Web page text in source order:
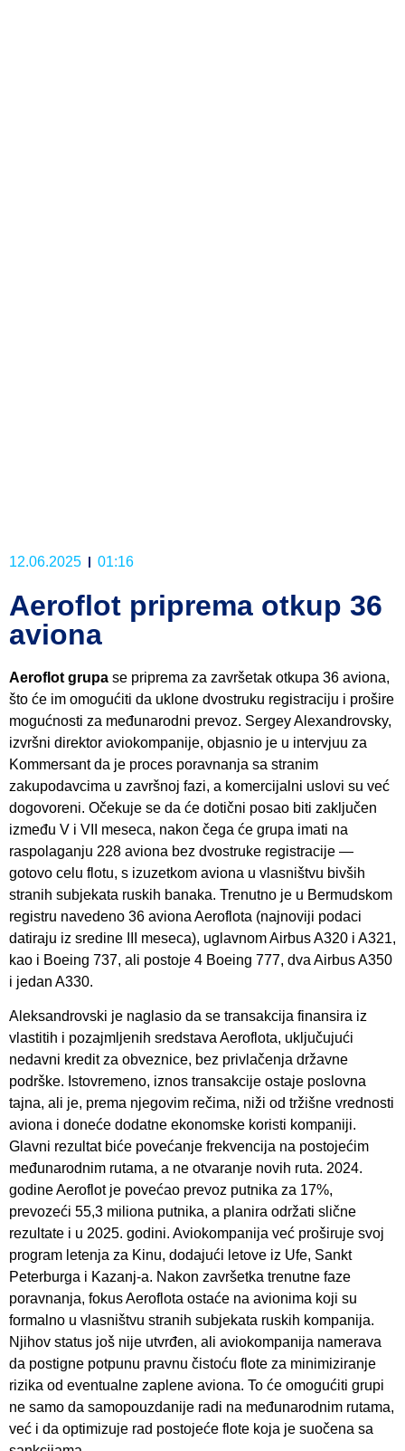
12.06.2025 01:16
Aeroflot priprema otkup 36
aviona
Aeroflot grupa se priprema za završetak otkupa 36 aviona,
što će im omogućiti da uklone dvostruku registraciju i prošire
mogućnosti za međunarodni prevoz. Sergey Alexandrovsky,
izvršni direktor aviokompanije, objasnio je u intervjuu za
Kommersant da je proces poravnanja sa stranim
zakupodavcima u završnoj fazi, a komercijalni uslovi su već
dogovoreni. Očekuje se da će dotični posao biti zaključen
između V i VII meseca, nakon čega će grupa imati na
raspolaganju 228 aviona bez dvostruke registracije —
gotovo celu flotu, s izuzetkom aviona u vlasništvu bivših
stranih subjekata ruskih banaka. Trenutno je u Bermudskom
registru navedeno 36 aviona Aeroflota (najnoviji podaci
datiraju iz sredine III meseca), uglavnom Airbus A320 i A321,
kao i Boeing 737, ali postoje 4 Boeing 777, dva Airbus A350
i jedan A330.
Aleksandrovski je naglasio da se transakcija finansira iz
vlastitih i pozajmljenih sredstava Aeroflota, uključujući
nedavni kredit za obveznice, bez privlačenja državne
podrške. Istovremeno, iznos transakcije ostaje poslovna
tajna, ali je, prema njegovim rečima, niži od tržišne vrednosti
aviona i doneće dodatne ekonomske koristi kompaniji.
Glavni rezultat biće povećanje frekvencija na postojećim
međunarodnim rutama, a ne otvaranje novih ruta. 2024.
godine Aeroflot je povećao prevoz putnika za 17%,
prevozeći 55,3 miliona putnika, a planira održati slične
rezultate i u 2025. godini. Aviokompanija već proširuje svoj
program letenja za Kinu, dodajući letove iz Ufe, Sankt
Peterburga i Kazanj-a. Nakon završetka trenutne faze
poravnanja, fokus Aeroflota ostaće na avionima koji su
formalno u vlasništvu stranih subjekata ruskih kompanija.
Njihov status još nije utvrđen, ali aviokompanija namerava
da postigne potpunu pravnu čistoću flote za minimiziranje
rizika od eventualne zaplene aviona. To će omogućiti grupi
ne samo da samopouzdanije radi na međunarodnim rutama,
već i da optimizuje rad postojeće flote koja je suočena sa